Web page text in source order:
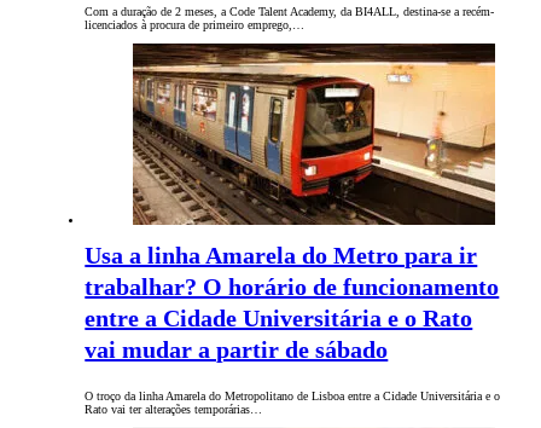
Com a duração de 2 meses, a Code Talent Academy, da BI4ALL, destina-se a recém-
licenciados à procura de primeiro emprego,…
Usa a linha Amarela do Metro para ir
trabalhar? O horário de funcionamento
entre a Cidade Universitária e o Rato
vai mudar a partir de sábado
O troço da linha Amarela do Metropolitano de Lisboa entre a Cidade Universitária e o
Rato vai ter alterações temporárias…